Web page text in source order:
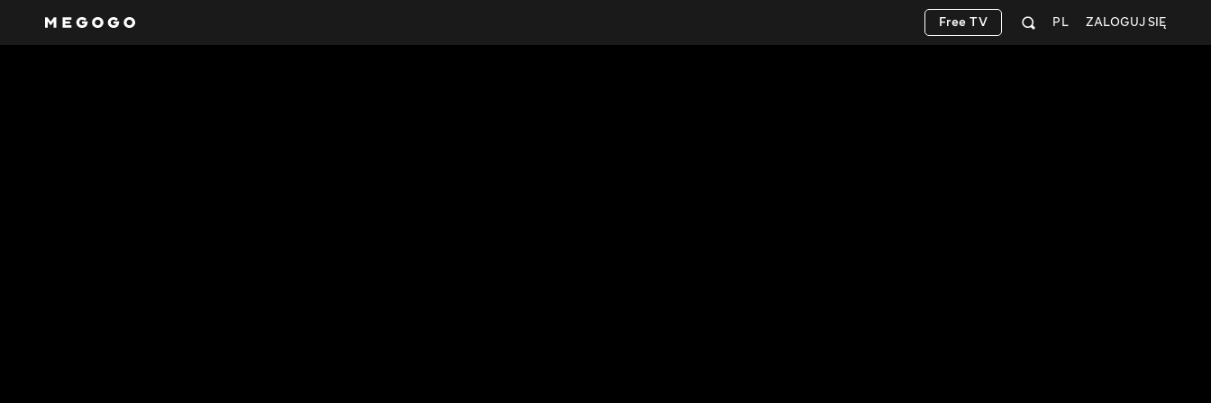
ZALOGUJ SIĘ
PL
Free TV